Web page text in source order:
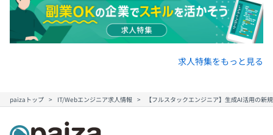
まざまなバックグラウンドのある社員が在籍しておりま
求人特集をもっと見る
paizaトップ IT/Webエンジニア求人情報 【フルスタックエンジニア】生成AI活用の新